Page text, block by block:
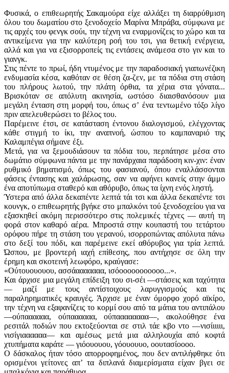
Φυσικά, ο επιθεωρητής Σακαμούρα είχε αλλάξει τη διαρρύθμιση
όλου του δωματίου στο ξενοδοχείο Μαρίνα Μπράβα, σύμφωνα με
τις αρχές του φενγκ σούι, την τέχνη να εναρμονίζεις το χώρο και τα
αντικείμενα για την καλύτερη ροή του τσι, για θετική ενέργεια,
αλλά και για να εξισορροπείς τις εντάσεις ανάμεσα στο γιν και το
γιανγκ.
Στις πέντε το πρωί, ήδη ντυμένος με την παραδοσιακή γιαπωνέζικη
ενδυμασία κέσα, καθόταν σε θέση ζα-ζεν, με τα πόδια στη στάση
του πλήρους λωτού, την πλάτη όρθια, τα χέρια στα γόνατα...
Βρισκόταν σε απόλυτη ακινησία, ωστόσο διαισθανόσουν μια
μεγάλη ένταση στη μορφή του, όπως σʼ ένα τεντωμένο τόξο λίγο
πριν απελευθερώσει το βέλος του.
Παρέμεινε έτσι, σε κατάσταση έντονου διαλογισμού, ελέγχοντας
κάθε στιγμή το ίκι, την αναπνοή, ώσπου το καμπαναριό της
Καλαμπέγια σήμανε έξι.
Μετά, για να ξεμουδιάσουν τα πόδια του, περπάτησε μέσα στο
δωμάτιο σύμφωνα πάντα με την πανάρχαια παράδοση κιν-χιν: έναν
ρυθμικό βηματισμό, όπως του φασιανού, όπου εναλλάσσονται
φάσεις έντασης και χαλάρωσης, σαν να αφήνει κανείς στην άμμο
ένα αποτύπωμα σταθερό και αθόρυβο, όπως τα ίχνη ενός ληστή.
Ύστερα από άλλα δεκαπέντε λεπτά τάι τσι και άλλα δεκαπέντε τσι
κουνγκ, ο επιθεωρητής βγήκε στο μπαλκόνι τού ξενοδοχείου για να
εξασκηθεί ακόμη περισσότερο στις πολεμικές τέχνες — αυτή τη
φορά στον καθαρό αέρα. Μπροστά στην κουπαστή του τετάρτου
ορόφου πήρε τη στάση του γερανού, ισορροπώντας απόλυτα πάνω
στο δεξί του πόδι, και παρέμεινε εκεί αθόρυβος για τρία λεπτά.
Ώσπου, με βροντερή ιαχή επίθεσης, που αντήχησε σε όλη την
έρημη και σκοτεινή λεωφόρο, κραύγασε:
«Ούτουουουου, ασσάααααααα, ισόοοοοοοοοοοο...».
Και άρχισε μια μεγάλη επίδειξη του σι-σέι —στάσεις και ταχύτητα
— μαζί με τους αντίστοιχους λαρυγγισμούς και τις
παραληρηματικές κραυγές. Άρχισε με έναν όμορφο χορό αϊκίρο,
την τέχνη να εξαφανίζεις το κορμί σου από τα μάτια του αντιπάλου
—ούπαααααα, ούπαααααα, ούπαααααααα—, ακολούθησε ένα
ρεσιτάλ ποδιών που εκτοξεύονται σε στιλ τάε κβο ντο —νισίιιιιι,
νισίγιαααααα— και αμέσως μετά μια αλληλουχία από κοφτά
χτυπήματα καράτε — γιόουουου, γόουουυο, οουτασίοοοο.
Ο δάσκαλος ήταν τόσο απορροφημένος, που δεν αντιλήφθηκε ότι
ορισμένοι γείτονες απʼ τα διπλανά διαμερίσματα είχαν βγει σε